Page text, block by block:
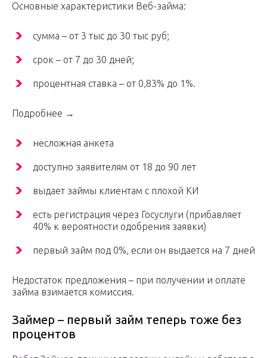
Основные характеристики Веб-займа:
сумма – от 3 тыс до 30 тыс руб;
срок – от 7 до 30 дней;
процентная ставка – от 0,83% до 1%.
Подробнее →
несложная анкета
доступно заявителям от 18 до 90 лет
выдает займы клиентам с плохой КИ
есть регистрация через Госуслуги (прибавляет
40% к вероятности одобрения заявки)
первый займ под 0%, если он выдается на 7 дней
Недостаток предложения – при получении и оплате
займа взимается комиссия.
Займер – первый займ теперь тоже без
процентов